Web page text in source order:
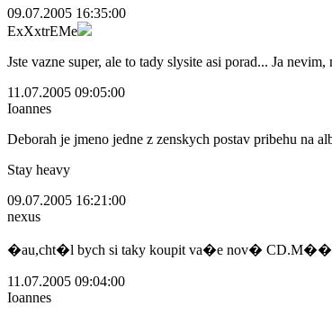
09.07.2005 16:35:00
ExXxtrEMe
Jste vazne super, ale to tady slysite asi porad... Ja
11.07.2005 09:05:00
Ioannes
Deborah je jmeno jedne z zenskych postav pribehu na
Stay heavy
09.07.2005 16:21:00
nexus
�au,cht�l bych si taky koupit va�e nov�
11.07.2005 09:04:00
Ioannes